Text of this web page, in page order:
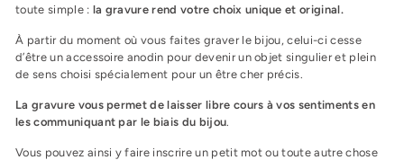
toute simple : la gravure rend votre choix unique et original.
À partir du moment où vous faites graver le bijou, celui-ci cesse
d’être un accessoire anodin pour devenir un objet singulier et plein
de sens choisi spécialement pour un être cher précis.
La gravure vous permet de laisser libre cours à vos sentiments en
les communiquant par le biais du bijou.
Vous pouvez ainsi y faire inscrire un petit mot ou toute autre chose